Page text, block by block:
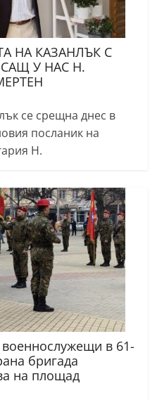
НА КАЗАНЛЪК С
У НАС Н.
се срещна днес в
посланик на
Н.
в 61-
бригада
на площад